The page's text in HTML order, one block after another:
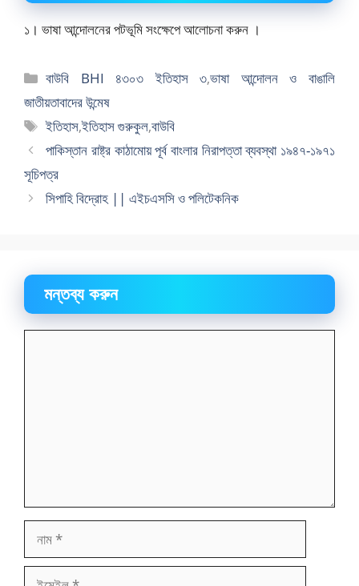
১। ভাষা আন্দোলনের পটভূমি সংক্ষেপে আলোচনা করুন ।
বিভাগ
সমূহ
বাউবি BHI ৪৩০৩ ইতিহাস ৩,ভাষা আন্দোলন ও বাঙালি
জাতীয়তাবাদের উন্মেষ
ট্যাগ
সমূহ
ইতিহাস,ইতিহাস গুরুকুল,বাউবি
পাকিস্তান রাষ্ট্র কাঠামোয় পূর্ব বাংলার নিরাপত্তা ব্যবস্থা ১৯৪৭-১৯৭১
সূচিপত্র
সিপাহি বিদ্রোহ || এইচএসসি ও পলিটেকনিক
মন্তব্য করুন
ইমেইল